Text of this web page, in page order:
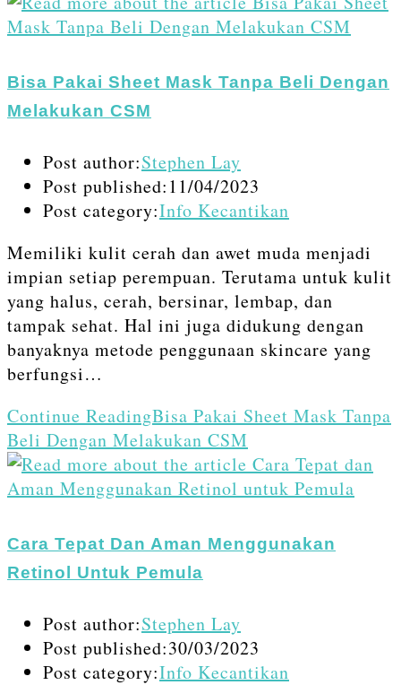
Bisa Pakai Sheet Mask Tanpa Beli Dengan
Melakukan CSM
Post author:Stephen Lay
Post published:11/04/2023
Post category:Info Kecantikan
Memiliki kulit cerah dan awet muda menjadi
impian setiap perempuan. Terutama untuk kulit
yang halus, cerah, bersinar, lembap, dan
tampak sehat. Hal ini juga didukung dengan
banyaknya metode penggunaan skincare yang
berfungsi…
Continue ReadingBisa Pakai Sheet Mask Tanpa
Beli Dengan Melakukan CSM
Cara Tepat Dan Aman Menggunakan
Retinol Untuk Pemula
Post author:Stephen Lay
Post published:30/03/2023
Post category:Info Kecantikan